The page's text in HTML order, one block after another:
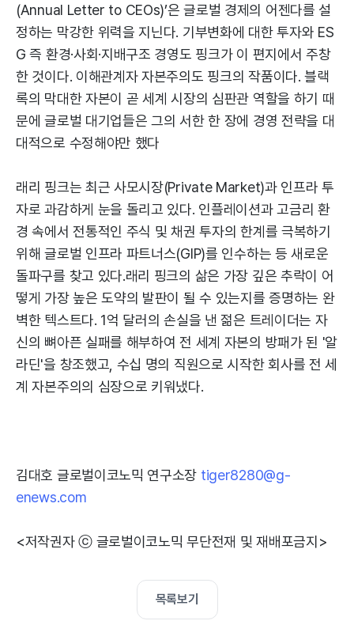
(Annual Letter to CEOs)’은 글로벌 경제의 어젠다를 설
정하는 막강한 위력을 지닌다. 기부변화에 대한 투자와 ES
G 즉 환경·사회·지배구조 경영도 핑크가 이 편지에서 주창
한 것이다. 이해관계자 자본주의도 핑크의 작품이다. 블랙
록의 막대한 자본이 곧 세계 시장의 심판관 역할을 하기 때
문에 글로벌 대기업들은 그의 서한 한 장에 경영 전략을 대
대적으로 수정해야만 했다
래리 핑크는 최근 사모시장(Private Market)과 인프라 투
자로 과감하게 눈을 돌리고 있다. 인플레이션과 고금리 환
경 속에서 전통적인 주식 및 채권 투자의 한계를 극복하기
위해 글로벌 인프라 파트너스(GIP)를 인수하는 등 새로운
돌파구를 찾고 있다.래리 핑크의 삶은 가장 깊은 추락이 어
떻게 가장 높은 도약의 발판이 될 수 있는지를 증명하는 완
벽한 텍스트다. 1억 달러의 손실을 낸 젊은 트레이더는 자
신의 뼈아픈 실패를 해부하여 전 세계 자본의 방패가 된 '알
라딘'을 창조했고, 수십 명의 직원으로 시작한 회사를 전 세
계 자본주의의 심장으로 키워냈다.
김대호 글로벌이코노믹 연구소장 tiger8280@g-
enews.com
<저작권자 ⓒ 글로벌이코노믹 무단전재 및 재배포금지>
목록보기